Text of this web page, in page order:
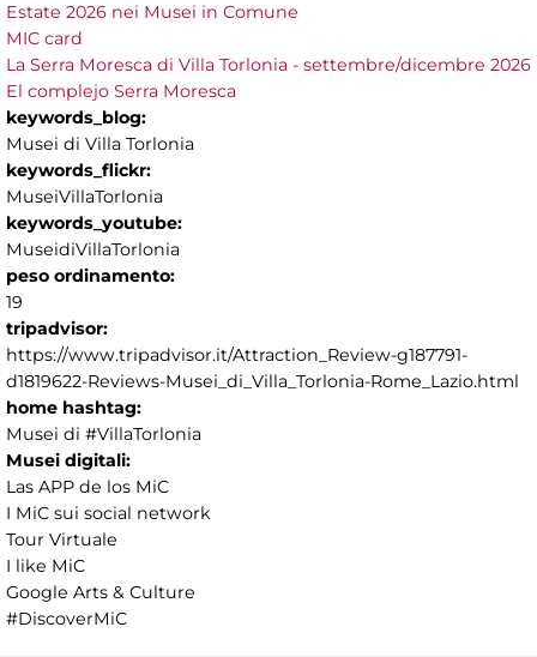
Estate 2026 nei Musei in Comune
MIC card
La Serra Moresca di Villa Torlonia - settembre/dicembre 2026
El complejo Serra Moresca
keywords_blog:
Musei di Villa Torlonia
keywords_flickr:
MuseiVillaTorlonia
keywords_youtube:
MuseidiVillaTorlonia
peso ordinamento:
19
tripadvisor:
https://www.tripadvisor.it/Attraction_Review-g187791-
d1819622-Reviews-Musei_di_Villa_Torlonia-Rome_Lazio.html
home hashtag:
Musei di #VillaTorlonia
Musei digitali:
Las APP de los MiC
I MiC sui social network
Tour Virtuale
I like MiC
Google Arts & Culture
#DiscoverMiC